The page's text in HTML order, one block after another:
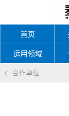
首页
运用领域
合作单位